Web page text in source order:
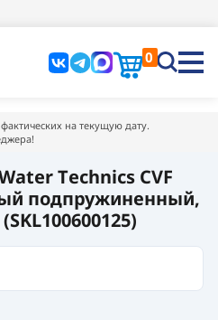
0
на текущую дату.
Тechnics CVF
подпружиненный,